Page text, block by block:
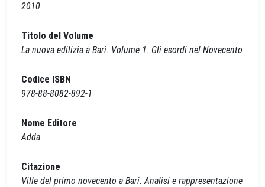
2010
Titolo del Volume
La nuova edilizia a Bari. Volume 1: Gli esordi nel Novecento
Codice ISBN
978-88-8082-892-1
Nome Editore
Adda
Citazione
Ville del primo novecento a Bari. Analisi e rappresentazione